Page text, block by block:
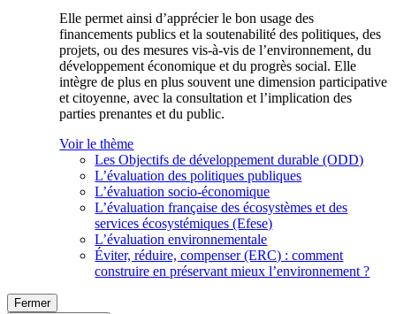
Elle permet ainsi d’apprécier le bon usage des
financements publics et la soutenabilité des politiques, des
projets, ou des mesures vis-à-vis de l’environnement, du
développement économique et du progrès social. Elle
intègre de plus en plus souvent une dimension participative
et citoyenne, avec la consultation et l’implication des
parties prenantes et du public.
Voir le thème
Les Objectifs de développement durable (ODD)
L’évaluation des politiques publiques
L’évaluation socio-économique
L’évaluation française des écosystèmes et des
services écosystémiques (Efese)
L’évaluation environnementale
Éviter, réduire, compenser (ERC) : comment
construire en préservant mieux l’environnement ?
Fermer